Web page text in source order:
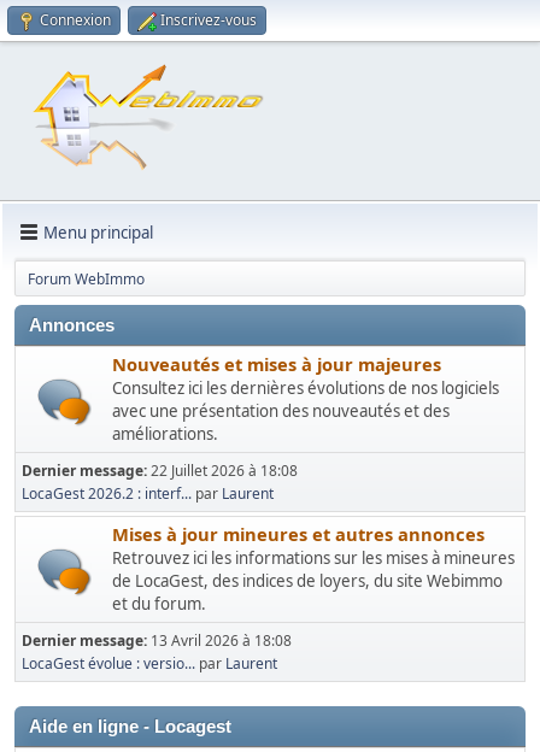
Connexion Inscrivez-vous
Menu principal
Forum WebImmo
Annonces
Nouveautés et mises à jour majeures
Consultez ici les dernières évolutions de nos logiciels
avec une présentation des nouveautés et des
améliorations.
Dernier message:22 Juillet 2026 à 18:08
LocaGest 2026.2 : interf... par Laurent
Mises à jour mineures et autres annonces
Retrouvez ici les informations sur les mises à mineures
de LocaGest, des indices de loyers, du site Webimmo
et du forum.
Dernier message: 13 Avril 2026 à 18:08
LocaGest évolue : versio... par Laurent
Aide en ligne - Locagest